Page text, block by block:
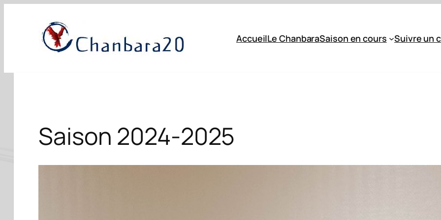
contenu
AccueilLe ChanbaraSaison en cours Suivre un
Saison 2024-2025